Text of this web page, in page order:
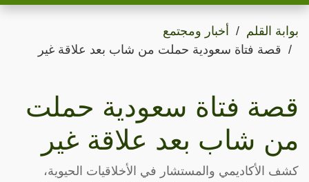
بوابة القلم
أخبار ومجتمع
قصة فتاة سعودية حملت من شاب بعد علاقة غير
قصة فتاة سعودية حملت
من شاب بعد علاقة غير
كشف الأكاديمي والمستشار في الأخلاقيات الحيوية،